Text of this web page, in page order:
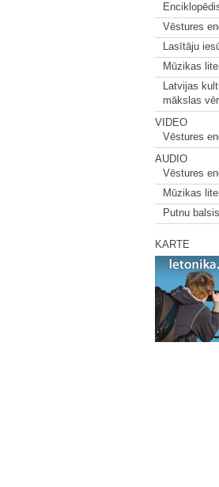
Vēstures
Lasītāju
Mūzikas
Latvijas
mākslas
VIDEO
Vēstures
AUDIO
Vēstures
Mūzikas
Putnu balsis
KARTE